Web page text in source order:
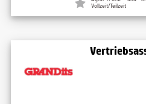
Vollzeit/Teilzeit